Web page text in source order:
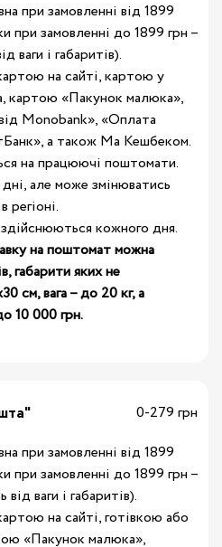
при замовленні від 1899
при замовленні до 1899 грн –
ваги і габаритів).
на сайті, картою у
«Пакунок малюка»,
Monobank», «Оплата
а також Ма Кешбеком.
на працюючі поштомати.
але може змінюватись
регіоні.
кожного дня.
на поштомат можна
габарити яких не
см, вага – до 20 кг, а
10 000 грн.
0-279 грн
при замовленні від 1899
при замовленні до 1899 грн –
ваги і габаритів).
на сайті, готівкою або
«Пакунок малюка»,